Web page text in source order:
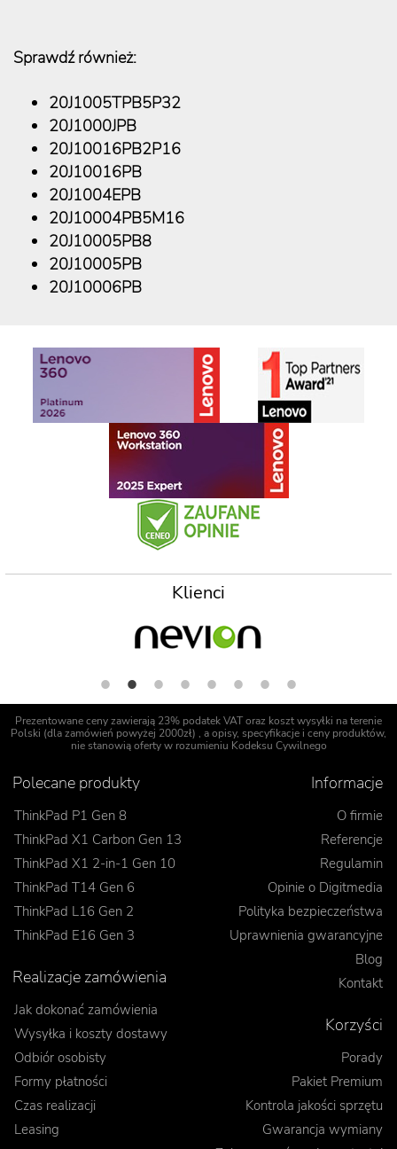
Sprawdź również:
20J1005TPB5P32
20J1000JPB
20J10016PB2P16
20J10016PB
20J1004EPB
20J10004PB5M16
20J10005PB8
20J10005PB
20J10006PB
Klienci
Prezentowane ceny zawierają 23% podatek VAT oraz koszt wysyłki na terenie
Polski (dla zamówień powyżej 2000zł) , a opisy, specyfikacje i ceny produktów,
nie stanowią oferty w rozumieniu Kodeksu Cywilnego
Polecane produkty
ThinkPad P1 Gen 8
ThinkPad X1 Carbon Gen 13
ThinkPad X1 2-in-1 Gen 10
ThinkPad T14 Gen 6
ThinkPad L16 Gen 2
ThinkPad E16 Gen 3
Informacje
O firmie
Referencje
Regulamin
Opinie o Digitmedia
Polityka bezpieczeństwa
Uprawnienia gwarancyjne
Blog
Kontakt
Realizacje zamówienia
Jak dokonać zamówienia
Wysyłka i koszty dostawy
Odbiór osobisty
Formy płatności
Czas realizacji
Leasing
Korzyści
Porady
Pakiet Premium
Kontrola jakości sprzętu
Gwarancja wymiany